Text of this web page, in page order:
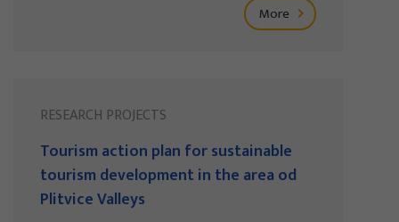
More
RESEARCH PROJECTS
Tourism action plan for sustainable
tourism development in the area od
Plitvice Valleys